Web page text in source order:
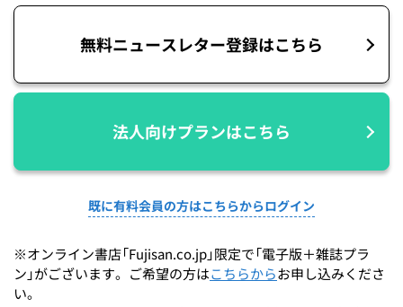
無料ニュースレター登録はこちら
法人向けプランはこちら
既に有料会員の方はこちらからログイン
※オンライン書店「Fujisan.co.jp」限定で「電子版＋雑誌プラ
ン」がございます。ご希望の方はこちらからお申し込みくださ
い。